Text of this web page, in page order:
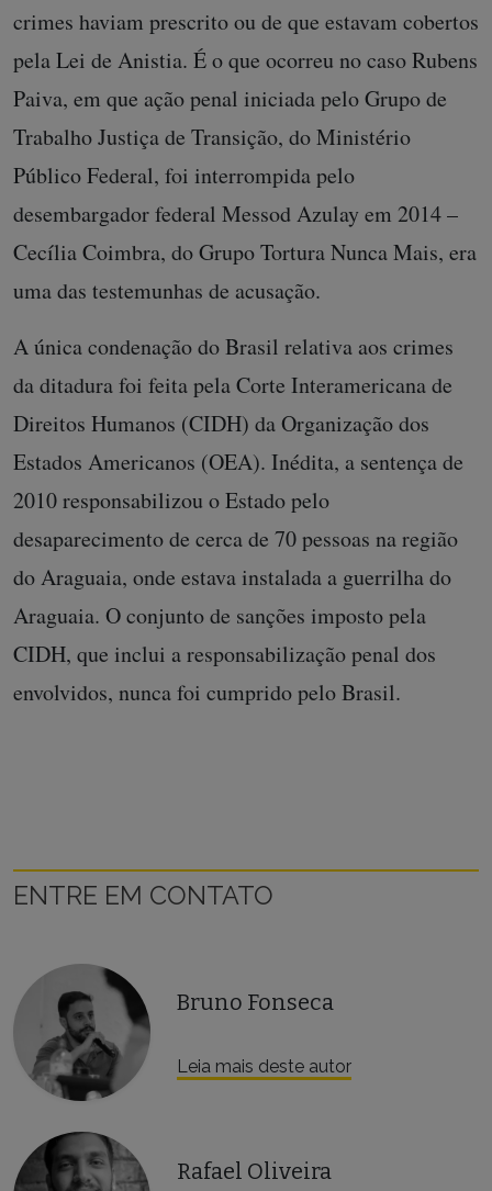
crimes haviam prescrito ou de que estavam cobertos
pela Lei de Anistia. É o que ocorreu no caso Rubens
Paiva, em que ação penal iniciada pelo Grupo de
Trabalho Justiça de Transição, do Ministério
Público Federal, foi interrompida pelo
desembargador federal Messod Azulay em 2014 –
Cecília Coimbra, do Grupo Tortura Nunca Mais, era
uma das testemunhas de acusação.
A única condenação do Brasil relativa aos crimes
da ditadura foi feita pela Corte Interamericana de
Direitos Humanos (CIDH) da Organização dos
Estados Americanos (OEA). Inédita, a sentença de
2010 responsabilizou o Estado pelo
desaparecimento de cerca de 70 pessoas na região
do Araguaia, onde estava instalada a guerrilha do
Araguaia. O conjunto de sanções imposto pela
CIDH, que inclui a responsabilização penal dos
envolvidos, nunca foi cumprido pelo Brasil.
ENTRE EM CONTATO
Bruno Fonseca
Leia mais deste autor
Rafael Oliveira